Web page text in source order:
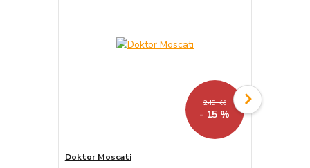
249 Kč
- 15 %
Doktor Moscati